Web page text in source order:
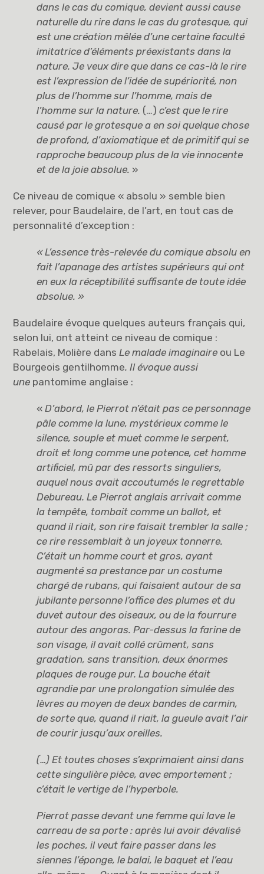
dans le cas du comique, devient aussi cause
naturelle du rire dans le cas du grotesque, qui
est une création mêlée d’une certaine faculté
imitatrice d’éléments préexistants dans la
nature. Je veux dire que dans ce cas-là le rire
est l’expression de l’idée de supériorité, non
plus de l’homme sur l’homme, mais de
l’homme sur la nature. (…)c’est que le rire
causé par le grotesque a en soi quelque chose
de profond, d’axiomatique et de primitif qui se
rapproche beaucoup plus de la vie innocente
et de la joie absolue. »
Ce niveau de comique « absolu » semble bien
relever, pour Baudelaire, de l’art, en tout cas de
personnalité d’exception :
« L’essence très-relevée du comique absolu en
fait l’apanage des artistes supérieurs qui ont
en eux la réceptibilité suffisante de toute idée
absolue. »
Baudelaire évoque quelques auteurs français qui,
selon lui, ont atteint ce niveau de comique :
Rabelais, Molière dansLe malade imaginaire ou Le
Bourgeois gentilhomme. Il évoque aussi
une pantomime anglaise :
« D’abord, le Pierrot n’était pas ce personnage
pâle comme la lune, mystérieux comme le
silence, souple et muet comme le serpent,
droit et long comme une potence, cet homme
artificiel, mû par des ressorts singuliers,
auquel nous avait accoutumés le regrettable
Debureau. Le Pierrot anglais arrivait comme
la tempête, tombait comme un ballot, et
quand il riait, son rire faisait trembler la salle ;
ce rire ressemblait à un joyeux tonnerre.
C’était un homme court et gros, ayant
augmenté sa prestance par un costume
chargé de rubans, qui faisaient autour de sa
jubilante personne l’office des plumes et du
duvet autour des oiseaux, ou de la fourrure
autour des angoras. Par-dessus la farine de
son visage, il avait collé crûment, sans
gradation, sans transition, deux énormes
plaques de rouge pur. La bouche était
agrandie par une prolongation simulée des
lèvres au moyen de deux bandes de carmin,
de sorte que, quand il riait, la gueule avait l’air
de courir jusqu’aux oreilles.
(…) Et toutes choses s’exprimaient ainsi dans
cette singulière pièce, avec emportement ;
c’était le vertige de l’hyperbole.
Pierrot passe devant une femme qui lave le
carreau de sa porte : après lui avoir dévalisé
les poches, il veut faire passer dans les
siennes l’éponge, le balai, le baquet et l’eau